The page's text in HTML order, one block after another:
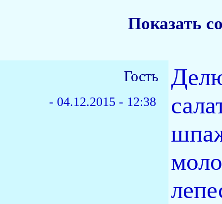
Показать
Гость
- 04.12.2015 - 12:38